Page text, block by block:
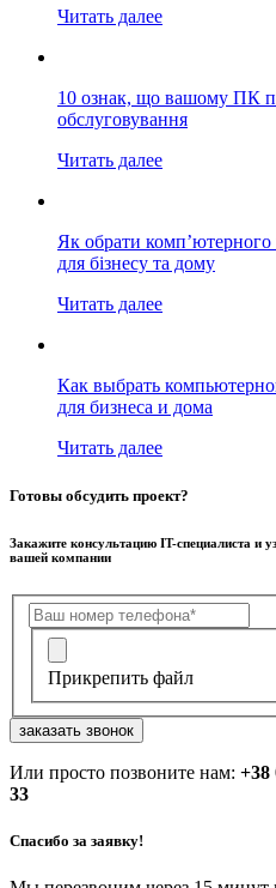
Читать далее
10 ознак, що вашому ПК
обслуговування
Читать далее
Як обрати комп’ютерного
для бізнесу та дому
Читать далее
Как выбрать
для бизнеса и дома
Читать далее
Готовы обсудить проект?
Закажите консультацию IT-специалиста и
вашей компании
Прикрепить файл
заказать звонок
Или просто позвоните нам: +38
33
Спасибо за заявку!